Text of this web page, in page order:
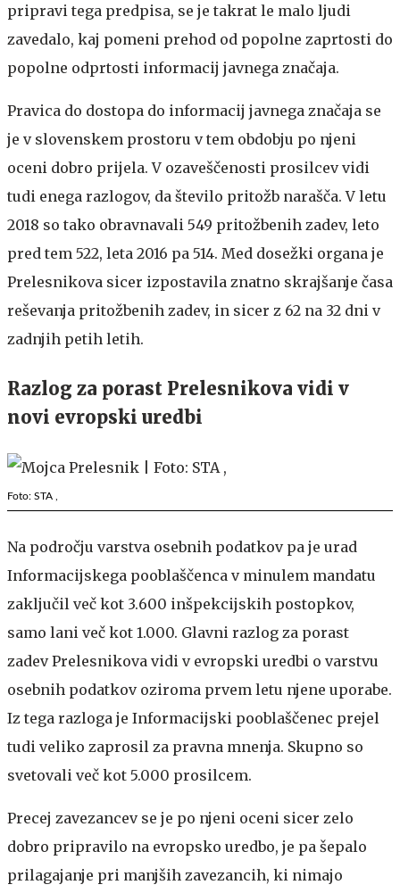
pripravi tega predpisa, se je takrat le malo ljudi
zavedalo, kaj pomeni prehod od popolne zaprtosti do
popolne odprtosti informacij javnega značaja.
Pravica do dostopa do informacij javnega značaja se
je v slovenskem prostoru v tem obdobju po njeni
oceni dobro prijela. V ozaveščenosti prosilcev vidi
tudi enega razlogov, da število pritožb narašča. V letu
2018 so tako obravnavali 549 pritožbenih zadev, leto
pred tem 522, leta 2016 pa 514. Med dosežki organa je
Prelesnikova sicer izpostavila znatno skrajšanje časa
reševanja pritožbenih zadev, in sicer z 62 na 32 dni v
zadnjih petih letih.
Razlog za porast Prelesnikova vidi v
novi evropski uredbi
Foto: STA ,
Na področju varstva osebnih podatkov pa je urad
Informacijskega pooblaščenca v minulem mandatu
zaključil več kot 3.600 inšpekcijskih postopkov,
samo lani več kot 1.000. Glavni razlog za porast
zadev Prelesnikova vidi v evropski uredbi o varstvu
osebnih podatkov oziroma prvem letu njene uporabe.
Iz tega razloga je Informacijski pooblaščenec prejel
tudi veliko zaprosil za pravna mnenja. Skupno so
svetovali več kot 5.000 prosilcem.
Precej zavezancev se je po njeni oceni sicer zelo
dobro pripravilo na evropsko uredbo, je pa šepalo
prilagajanje pri manjših zavezancih, ki nimajo